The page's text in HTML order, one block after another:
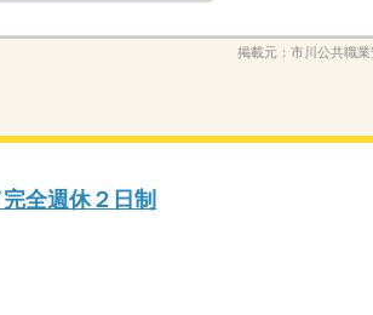
掲載元： 市川公共職
全週休２日制